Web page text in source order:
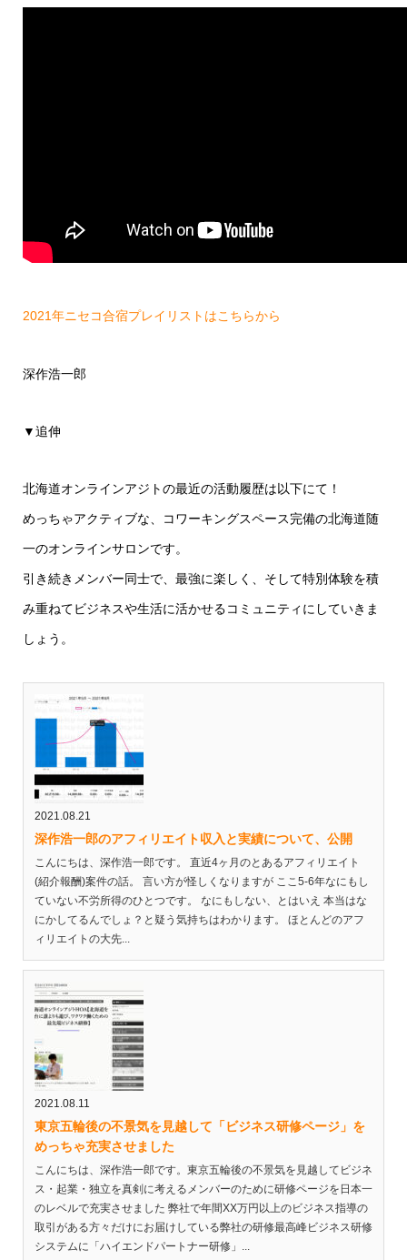
2021年ニセコ合宿プレイリストはこちらから
深作浩一郎
▼追伸
北海道オンラインアジトの最近の活動履歴は以下にて！
めっちゃアクティブな、コワーキングスペース完備の北海道随
一のオンラインサロンです。
引き続きメンバー同士で、最強に楽しく、そして特別体験を積
み重ねてビジネスや生活に活かせるコミュニティにしていきま
しょう。
2021.08.21
深作浩一郎のアフィリエイト収入と実績について、公開
こんにちは、深作浩一郎です。 直近4ヶ月のとあるアフィリエイト
(紹介報酬)案件の話。 言い方が怪しくなりますが ここ5-6年なにもし
ていない不労所得のひとつです。 なにもしない、とはいえ 本当はな
にかしてるんでしょ？と疑う気持ちはわかります。 ほとんどのアフ
ィリエイトの大先...
2021.08.11
東京五輪後の不景気を見越して「ビジネス研修ページ」を
めっちゃ充実させました
こんにちは、深作浩一郎です。東京五輪後の不景気を見越してビジネ
ス・起業・独立を真剣に考えるメンバーのために研修ページを日本一
のレベルで充実させました 弊社で年間XX万円以上のビジネス指導の
取引がある方々だけにお届けしている弊社の研修最高峰ビジネス研修
システムに「ハイエンドパートナー研修」...